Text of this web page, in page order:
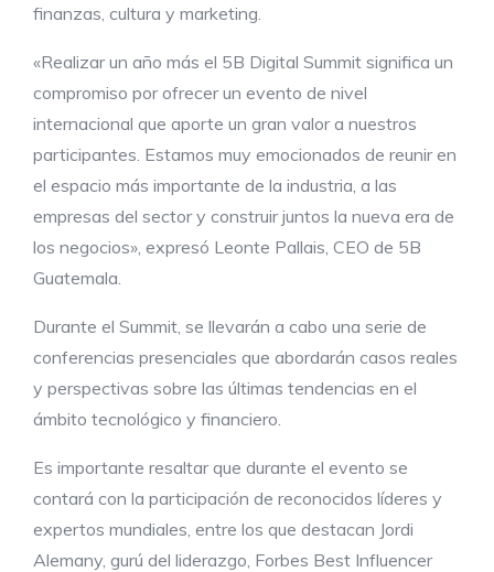
finanzas, cultura y marketing.
«Realizar un año más el 5B Digital Summit significa un
compromiso por ofrecer un evento de nivel
internacional que aporte un gran valor a nuestros
participantes. Estamos muy emocionados de reunir en
el espacio más importante de la industria, a las
empresas del sector y construir juntos la nueva era de
los negocios», expresó Leonte Pallais, CEO de 5B
Guatemala.
Durante el Summit, se llevarán a cabo una serie de
conferencias presenciales que abordarán casos reales
y perspectivas sobre las últimas tendencias en el
ámbito tecnológico y financiero.
Es importante resaltar que durante el evento se
contará con la participación de reconocidos líderes y
expertos mundiales, entre los que destacan Jordi
Alemany, gurú del liderazgo, Forbes Best Influencer